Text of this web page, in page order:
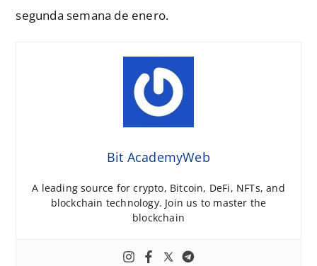
segunda semana de enero.
Bit AcademyWeb
A leading source for crypto, Bitcoin, DeFi, NFTs, and
blockchain technology. Join us to master the
blockchain